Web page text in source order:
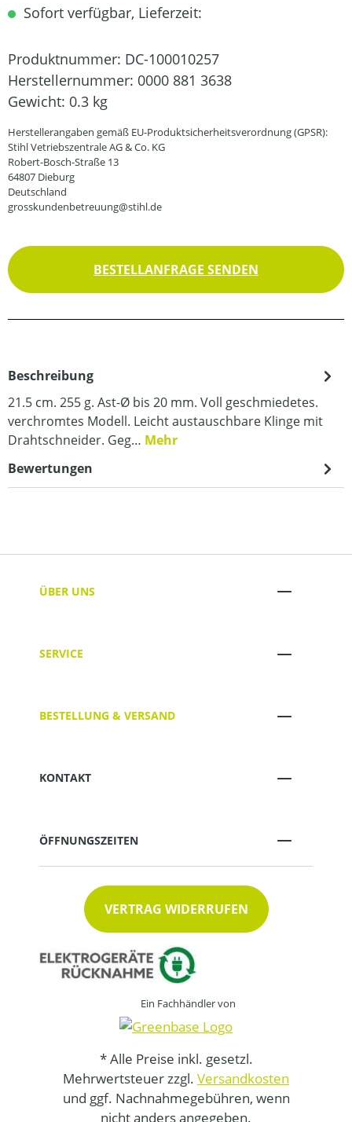
Sofort verfügbar, Lieferzeit:
Produktnummer: DC-100010257
Herstellernummer: 0000 881 3638
Gewicht: 0.3 kg
Herstellerangaben gemäß EU-Produktsicherheitsverordnung (GPSR):
Stihl Vetriebszentrale AG & Co. KG
Robert-Bosch-Straße 13
64807 Dieburg
Deutschland
grosskundenbetreuung@stihl.de
BESTELLANFRAGE SENDEN
Beschreibung
21.5 cm. 255 g. Ast-Ø bis 20 mm. Voll geschmiedetes.
verchromtes Modell. Leicht austauschbare Klinge mit
Drahtschneider. Geg… Mehr
Bewertungen
ÜBER UNS
SERVICE
BESTELLUNG & VERSAND
KONTAKT
ÖFFNUNGSZEITEN
VERTRAG WIDERRUFEN
Ein Fachhändler von
* Alle Preise inkl. gesetzl.
Mehrwertsteuer zzgl. Versandkosten
und ggf. Nachnahmegebühren, wenn
nicht anders angegeben.